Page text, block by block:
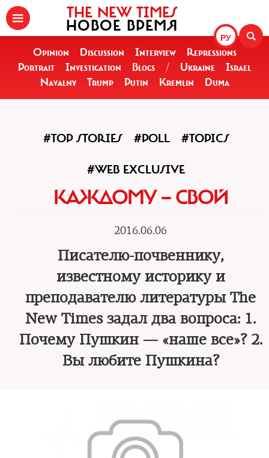
РУ
THE NEW TIMES
НОВОЕ ВРЕМЯ
Opinion Discussion Interview
Repressions
Portrait
Investigation Blogs / Ukraine
Israel
Navalny
Trump Putin Kremlin Duma
#TOP STORIES #POLL #TOPICS
#WEB EXCLUSIVE
КАЖДОМУ — СВОЙ
2016.06.06
Писателю-почвеннику,
известному историку и
преподавателю литературы The
New Times задал два вопроса: 1.
Почему Пушкин — «наше все»? 2.
Вы любите Пушкина?